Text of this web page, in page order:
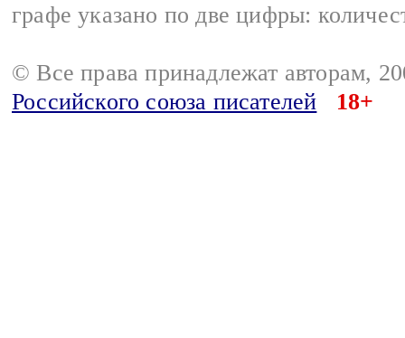
графе указано по две цифры:
© Все права принадлежат авторам,
Российского союза писателей
18+